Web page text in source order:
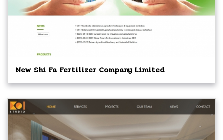
New Shi Fa Fertilizer Company Limited